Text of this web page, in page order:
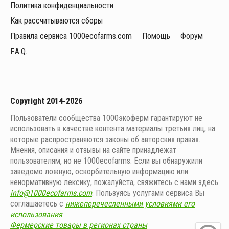
Политика конфиденциальности
Как рассчитываются сборы
Правила сервиса 1000ecofarms.com
Помощь
Форум
F.A.Q.
Copyright 2014-2026
Пользователи сообщества 1000экоферм гарантируют не
использовать в качестве контента материалы третьих лиц, на
которые распространяются законы об авторских правах.
Мнения, описания и отзывы на сайте принадлежат
пользователям, но не 1000ecofarms. Если вы обнаружили
заведомо ложную, оскорбительную информацию или
ненормативную лексику, пожалуйста, свяжитесь с нами здесь
info@1000ecofarms.com. Пользуясь услугами сервиса Вы
соглашаетесь с нижеперечесленными условиями его
использования.
Фермерские товары в регионах страны